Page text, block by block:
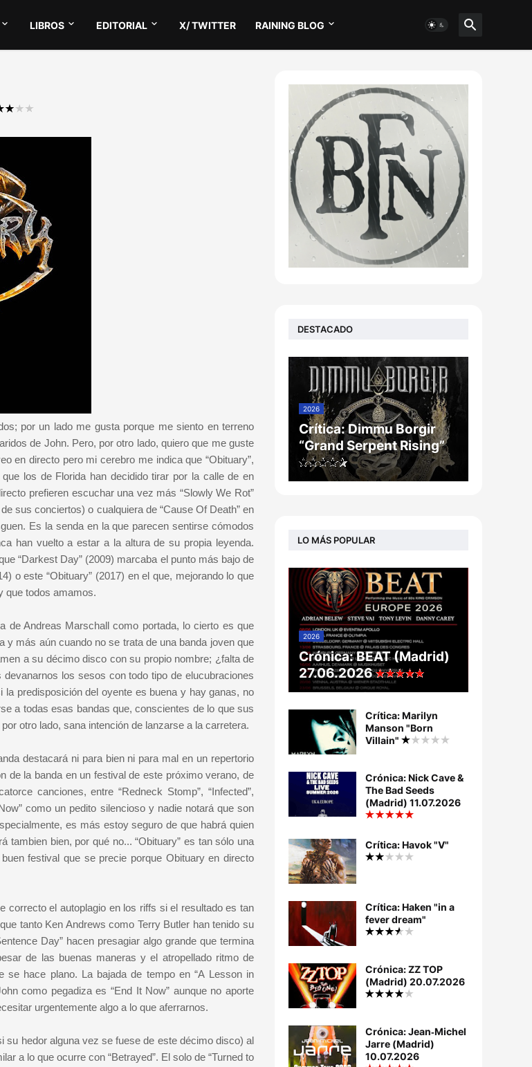
LIBROS EDITORIAL X/ TWITTER RAINING BLOG
por un lado me gusta porque me siento en terreno
de John. Pero, por otro lado, quiero que me guste
en directo pero mi cerebro me indica que “Obituary”,
los de Florida han decidido tirar por la calle de en
prefieren escuchar una vez más “Slowly We Rot”
sus conciertos) o cualquiera de “Cause Of Death” en
Es la senda en la que parecen sentirse cómodos
han vuelto a estar a la altura de su propia leyenda.
“Darkest Day” (2009) marcaba el punto más bajo de
o este “Obituary” (2017) en el que, mejorando lo que
que todos amamos.
de Andreas Marschall como portada, lo cierto es que
más aún cuando no se trata de una banda joven que
a su décimo disco con su propio nombre; ¿falta de
los sesos con todo tipo de elucubraciones
la predisposición del oyente es buena y hay ganas, no
a todas esas bandas que, conscientes de lo que sus
otro lado, sana intención de lanzarse a la carretera.
destacará ni para bien ni para mal en un repertorio
de la banda en un festival de este próximo verano, de
canciones, entre “Redneck Stomp”, “Infected”,
como un pedito silencioso y nadie notará que son
es más estoy seguro de que habrá quien
tambien bien, por qué no... “Obituary” es tan sólo una
festival que se precie porque Obituary en directo
correcto el autoplagio en los riffs si el resultado es tan
tanto Ken Andrews como Terry Butler han tenido su
Day” hacen presagiar algo grande que termina
de las buenas maneras y el atropellado ritmo de
hace plano. La bajada de tempo en “A Lesson in
como pegadiza es “End It Now” aunque no aporte
urgentemente algo a lo que aferrarnos.
su hedor alguna vez se fuese de este décimo disco) al
a lo que ocurre con “Betrayed”. El solo de “Turned to
DESTACADO
2026
Crítica: Dimmu Borgir
“Grand Serpent Rising”
LO MÁS POPULAR
2026
Crónica: BEAT (Madrid)
27.06.2026
Crítica: Marilyn
Manson "Born
Villain"
Crónica: Nick Cave &
The Bad Seeds
(Madrid) 11.07.2026
Crítica: Havok "V"
Crítica: Haken "in a
fever dream"
Crónica: ZZ TOP
(Madrid) 20.07.2026
Crónica: Jean‐Michel
Jarre (Madrid)
10.07.2026